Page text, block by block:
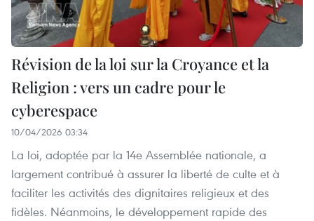
Révision de la loi sur la Croyance et la
Religion : vers un cadre pour le
cyberespace
10/04/2026 03:34
La loi, adoptée par la 14e Assemblée nationale, a
largement contribué à assurer la liberté de culte et à
faciliter les activités des dignitaires religieux et des
fidèles. Néanmoins, le développement rapide des